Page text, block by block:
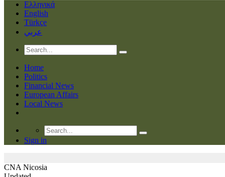
Ελληνικά
English
Türkçe
عربي
Home
Politics
Financial News
European Affairs
Local News
Sign in
CNA Nicosia